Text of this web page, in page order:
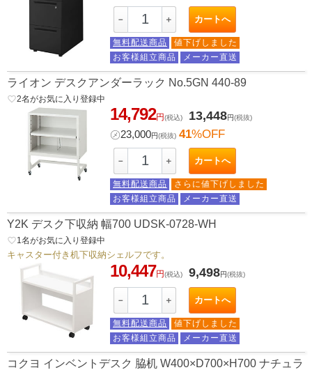
－ ＋ カートへ
無料配送商品
値下げしました
お客様組立商品
メーカー直送
ライオン デスクアンダーラック No.5GN 440-89
favorite_border2名がお気に入り登録中
14,792円(税込) 13,448円(税抜)
㋱23,000円(税抜) 41%OFF
－ ＋ カートへ
無料配送商品
さらに値下げしました
お客様組立商品
メーカー直送
Y2K デスク下収納 幅700 UDSK-0728-WH
favorite_border1 名がお気に入り登録中
キャスター付き机下収納シェルフです。
10,447円(税込) 9,498円(税抜)
－ ＋ カートへ
無料配送商品
値下げしました
お客様組立商品
メーカー直送
コクヨ インベントデスク 脇机 W400×D700×H700 ナチュラ